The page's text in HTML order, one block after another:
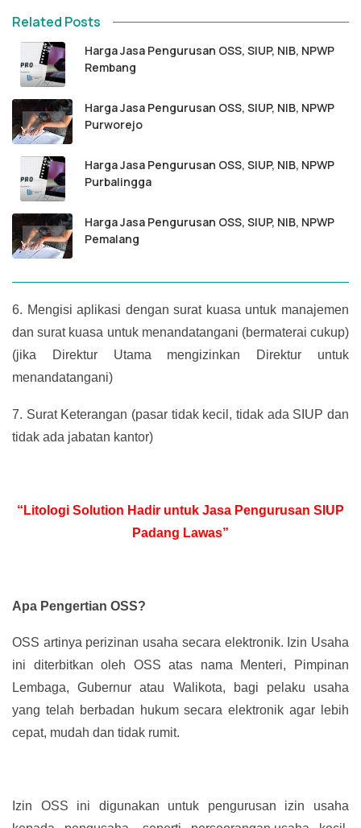
Related Posts
Harga Jasa Pengurusan OSS, SIUP, NIB, NPWP
Rembang
Harga Jasa Pengurusan OSS, SIUP, NIB, NPWP
Purworejo
Harga Jasa Pengurusan OSS, SIUP, NIB, NPWP
Purbalingga
Harga Jasa Pengurusan OSS, SIUP, NIB, NPWP
Pemalang
6. Mengisi aplikasi dengan surat kuasa untuk manajemen
dan surat kuasa untuk menandatangani (bermaterai cukup)
(jika Direktur Utama mengizinkan Direktur untuk
menandatangani)
7. Surat Keterangan (pasar tidak kecil, tidak ada SIUP dan
tidak ada jabatan kantor)
“Litologi Solution Hadir untuk Jasa Pengurusan SIUP
Padang Lawas”
Apa Pengertian OSS?
OSS artinya perizinan usaha secara elektronik. Izin Usaha
ini diterbitkan oleh OSS atas nama Menteri, Pimpinan
Lembaga, Gubernur atau Walikota, bagi pelaku usaha
yang telah berbadan hukum secara elektronik agar lebih
cepat, mudah dan tidak rumit.
Izin OSS ini digunakan untuk pengurusan izin usaha